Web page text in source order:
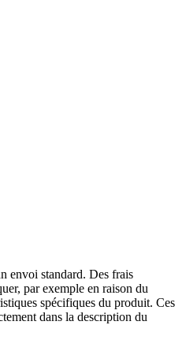
envoi standard. Des frais
par exemple en raison du
spécifiques du produit. Ces
dans la description du